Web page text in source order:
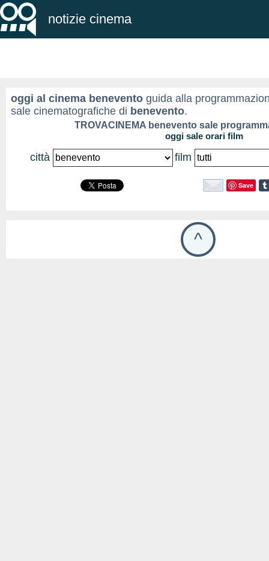
notizie cinema
oggi al cinema benevento guida alla
sale cinematografiche di benevento.
TROVACINEMA benevento sale
oggi sale orari film
città film
Save
^